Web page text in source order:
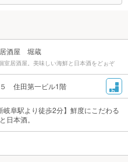
酒屋 堀蔵
室居酒屋。美味しい海鮮と日本酒をどぉぞ
住田第一ビル1階
岐阜駅より徒歩2分】鮮度にこだわる
日本酒。